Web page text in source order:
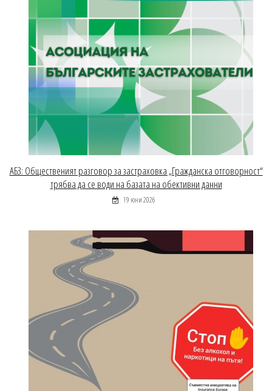
АБЗ: Общественият разговор за застраховка „Гражданска отговорност“
трябва да се води на базата на обективни данни
19 юни 2026